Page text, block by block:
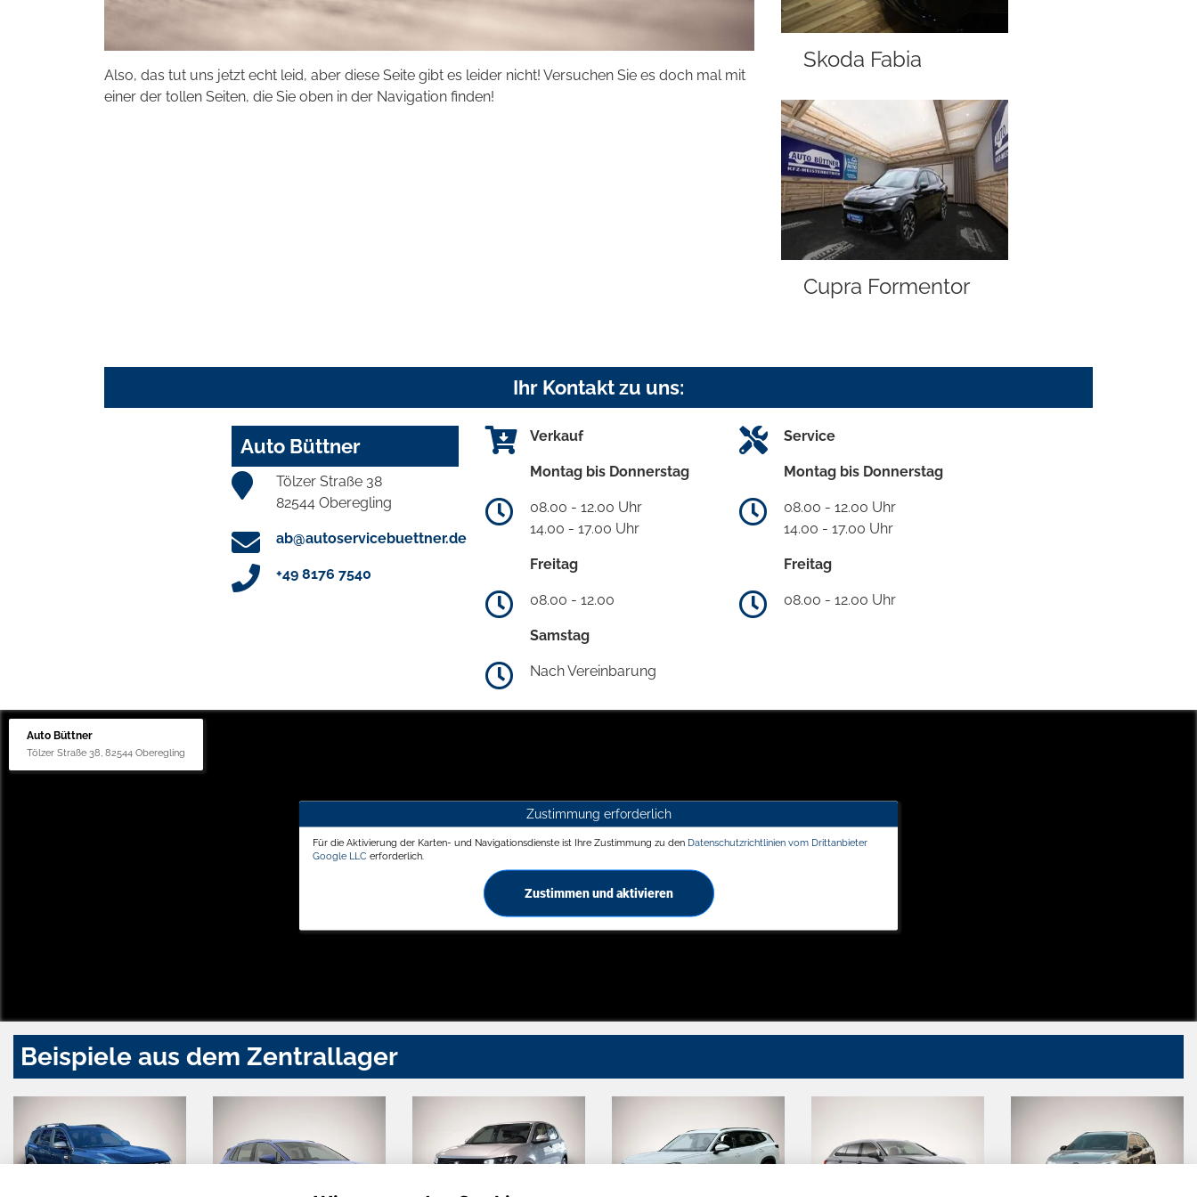
Also, das tut uns jetzt echt leid, aber diese Seite gibt es leider nicht! Versuchen Sie es doch mal mit
einer der tollen Seiten, die Sie oben in der Navigation finden!
Skoda Fabia
Cupra Formentor
Ihr Kontakt zu uns:
Auto Büttner
Tölzer Straße 38
82544 Oberegling
ab@autoservicebuettner.de
+49 8176 7540
Verkauf
Montag bis Donnerstag
08.00 - 12.00 Uhr
14.00 - 17.00 Uhr
Freitag
08.00 - 12.00
Samstag
Nach Vereinbarung
Service
Montag bis Donnerstag
08.00 - 12.00 Uhr
14.00 - 17.00 Uhr
Freitag
08.00 - 12.00 Uhr
Auto Büttner
Tölzer Straße 38, 82544 Oberegling
Zustimmung erforderlich
Für die Aktivierung der Karten- und Navigationsdienste ist Ihre Zustimmung zu den Datenschutzrichtlinien vom Drittanbieter
Google LLC erforderlich.
Zustimmen und aktivieren
Beispiele aus dem Zentrallager